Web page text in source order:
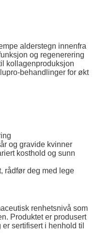
alderstegn innenfra
og regenerering
kollagenproduksjon
behandlinger for økt
og gravide kvinner
kosthold og sunn
rådfør deg med lege
renhetsnivå som
Produktet er produsert
sertifisert i henhold til